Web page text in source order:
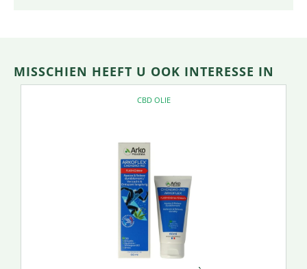
MISSCHIEN HEEFT U OOK INTERESSE IN
CBD OLIE